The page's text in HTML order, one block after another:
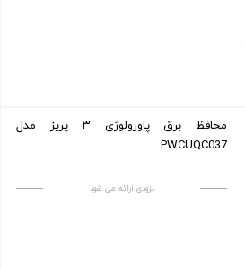
محافظ برق پاورولوژی ۳ پریز مدل
PWCUQC037
بزودی ارائه می شود